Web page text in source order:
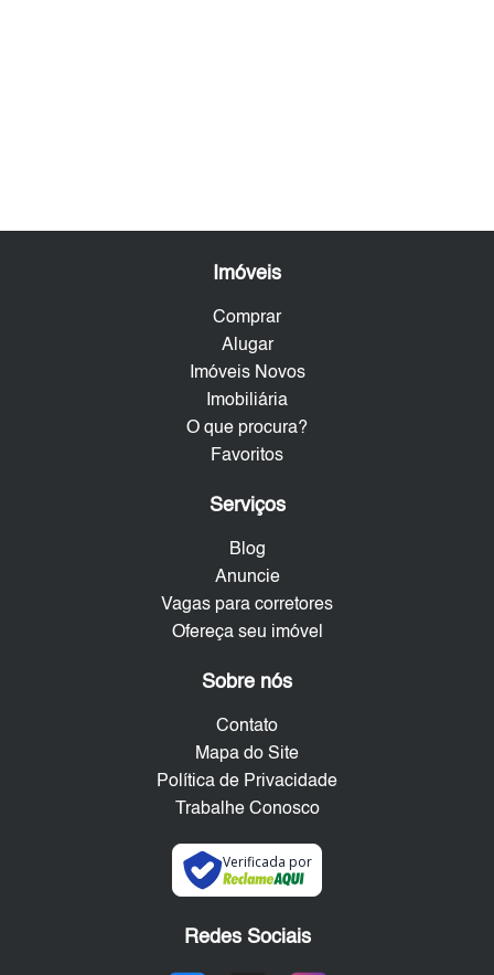
Imóveis
Comprar
Alugar
Imóveis Novos
Imobiliária
O que procura?
Favoritos
Serviços
Blog
Anuncie
Vagas para corretores
Ofereça seu imóvel
Sobre nós
Contato
Mapa do Site
Política de Privacidade
Trabalhe Conosco
Verificada por
Redes Sociais